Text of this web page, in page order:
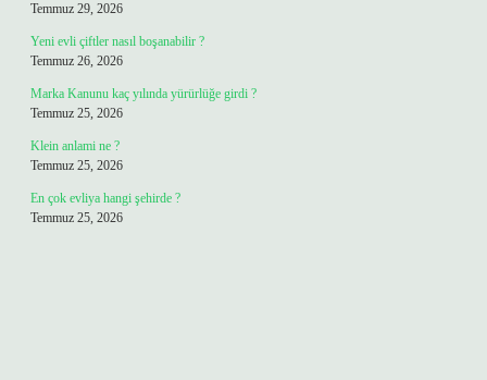
Temmuz 29, 2026
Yeni evli çiftler nasıl boşanabilir ?
Temmuz 26, 2026
Marka Kanunu kaç yılında yürürlüğe girdi ?
Temmuz 25, 2026
Klein anlami ne ?
Temmuz 25, 2026
En çok evliya hangi şehirde ?
Temmuz 25, 2026